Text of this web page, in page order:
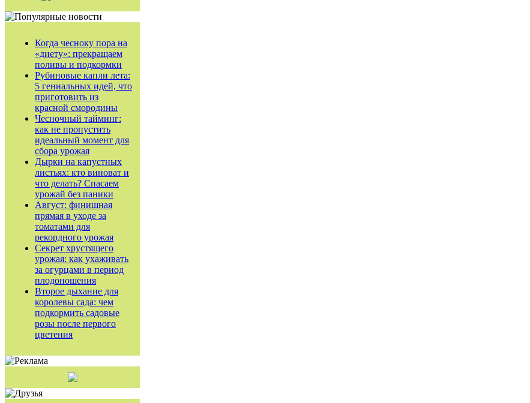
Когда чесноку пора на
«диету»: прекращаем
поливы и подкормки
Рубиновые капли лета:
5 гениальных идей, что
приготовить из
красной смородины
Чесночный тайминг:
как не пропустить
идеальный момент для
сбора урожая
Дырки на капустных
листьях: кто виноват и
что делать? Спасаем
урожай без паники
Август: финишная
прямая в уходе за
томатами для
рекордного урожая
Секрет хрустящего
урожая: как ухаживать
за огурцами в период
плодоношения
Второе дыхание для
королевы сада: чем
подкормить садовые
розы после первого
цветения